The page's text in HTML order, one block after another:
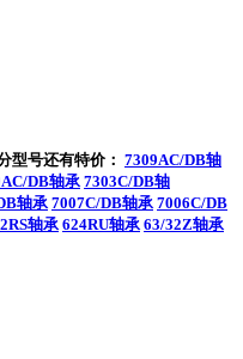
型号还有特价： 7309AC/DB轴
DB轴承7303C/DB轴
轴承7007C/DB轴承 7006C/DB
轴承 624RU轴承 63/32Z轴承